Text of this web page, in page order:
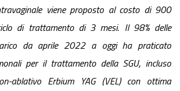
viene proposto al costo di 900
di trattamento di 3 mesi. Il 98% delle
da aprile 2022 a oggi ha praticato
per il trattamento della SGU, incluso
ablativo Erbium YAG (VEL) con ottima